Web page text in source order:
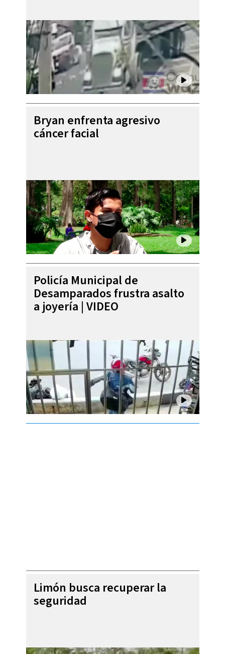
Bryan enfrenta agresivo
cáncer facial
Policía Municipal de
Desamparados frustra asalto
a joyería | VIDEO
Limón busca recuperar la
seguridad